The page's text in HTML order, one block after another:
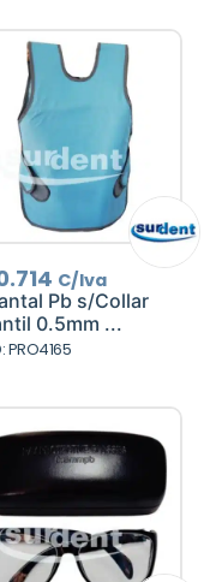
C/Iva
Pb s/Collar
0.5mm ...
PRO4165